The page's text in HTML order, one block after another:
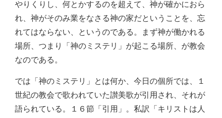
やりくりし、何とかするのを超えて、神が確かにおら
れ、神がそのみ業をなさる神の家だということを、忘
れてはならない、というのである。まず神が働かれる
場所、つまり「神のミステリ」が起こる場所、が教会
なのである。
では「神のミステリ」とは何か、今日の個所では、１
世紀の教会で歌われていた讃美歌が引用され、それが
語られている。１６節「引用」。私訳「キリストは人